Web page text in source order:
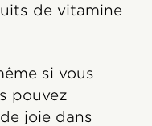
de vitamine
si vous
pouvez
joie dans